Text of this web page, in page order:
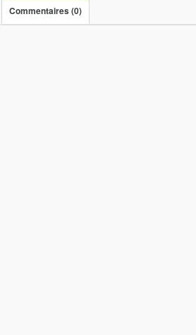
Commentaires (0)